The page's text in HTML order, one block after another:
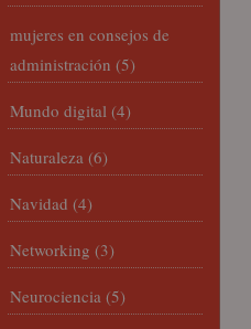
mujeres en consejos de
administración (5)
Mundo digital (4)
Naturaleza (6)
Navidad (4)
Networking (3)
Neurociencia (5)